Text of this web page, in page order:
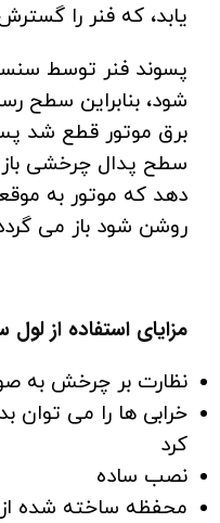
یابد، که فنر را
پسوند فنر توسط
شود، بنابراین سطح
برق موتور قطع شد
سطح پدال چرخشی
دهد که موتور به
روشن شود باز می
مزایای استفاده از
نظارت بر چرخش به
خرابی ها را می توان
کرد
نصب ساده
محفظه ساخته شده